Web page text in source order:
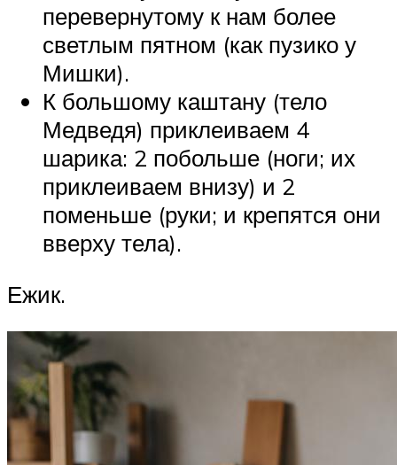
перевернутому к нам более
светлым пятном (как пузико у
Мишки).
К большому каштану (тело
Медведя) приклеиваем 4
шарика: 2 побольше (ноги; их
приклеиваем внизу) и 2
поменьше (руки; и крепятся они
вверху тела).
Ежик.